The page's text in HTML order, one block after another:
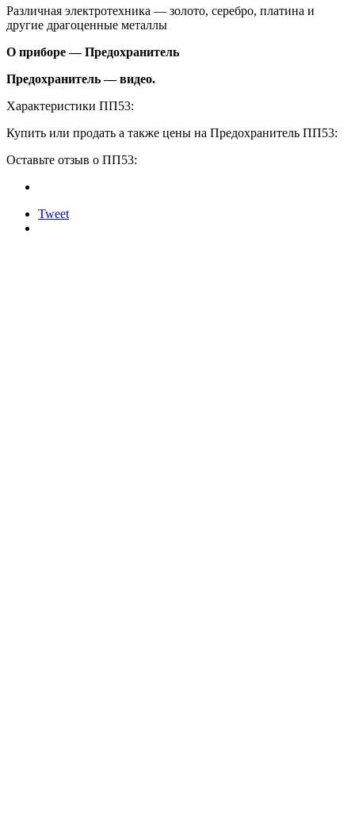
Различная электротехника — золото, серебро, платина и
другие драгоценные металлы
О приборе — Предохранитель
Предохранитель — видео.
Характеристики ПП53:
Купить или продать а также цены на Предохранитель ПП53:
Оставьте отзыв о ПП53:
Tweet